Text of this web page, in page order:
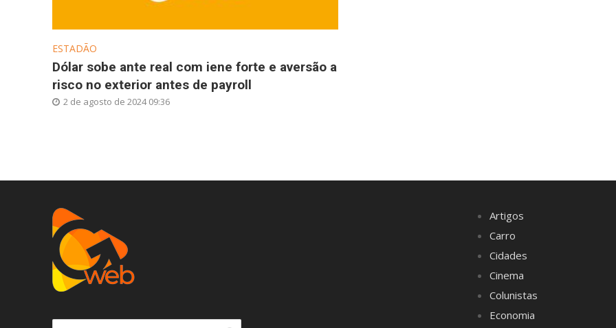
ESTADÃO
Dólar sobe ante real com iene forte e aversão a
risco no exterior antes de payroll
2 de agosto de 2024 09:36
Artigos
Carro
Cidades
Cinema
Colunistas
Economia